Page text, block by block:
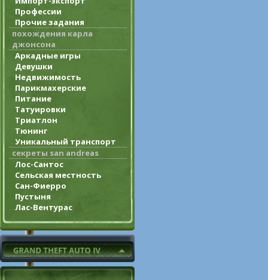
Профессии
Прочие задания
похождения карла
джонсона
Аркадные игры
Девушки
Недвижимость
Парикмахерские
Питание
Татуировки
Триатлон
Тюнинг
Уникальный транспорт
секреты san andreas
Лос-Сантос
Сельская местность
Сан-Фиерро
Пустыня
Лас-Вентурас